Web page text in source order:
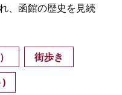
、函館の歴史を見続
街歩き
)